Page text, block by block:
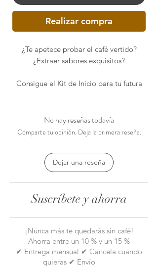
Realizar compra
¿Te apetece probar el café vertido?
¿Extraer sabores exquisitos?
Consigue el Kit de Inicio para tu futura
Hemos preparado estos artículos:
Hario V60 de cerámica blanca
Una de nuestras elegantes tazas
Paquete de filtros Hario (40)
y una bolsita de café a tu elección
No hay reseñas todavía
Comparte tu opinión. Deja la primera reseña.
Dejar una reseña
Suscríbete y ahorra
¡Nunca más te quedarás sin café!
Ahorra entre un 10 % y un 15 %
✔ Entrega mensual ✔ Cancela cuando
quieras ✔ Envío